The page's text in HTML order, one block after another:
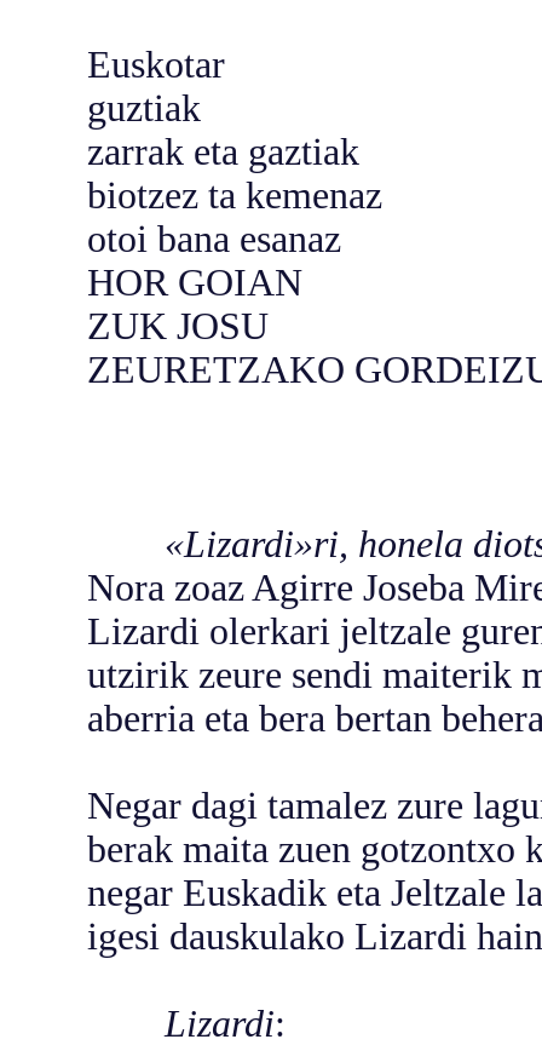
Euskotar
guztiak
zarrak eta gaztiak
biotzez ta kemenaz
otoi bana esanaz
HOR GOIAN
ZUK JOSU
ZEURETZAKO
«Lizardi»ri, honela
Nora zoaz Agirre Joseba
Lizardi olerkari jeltzale
utzirik zeure sendi maiterik
aberria eta bera bertan
Negar dagi tamalez zure
berak maita zuen gotzontxo
negar Euskadik eta Jeltzale
igesi dauskulako Lizardi hain
Lizardi: